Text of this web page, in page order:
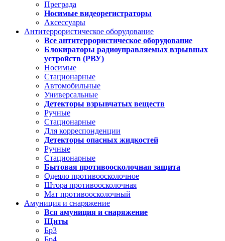
Преграда
Носимые видеорегистраторы
Аксессуары
Антитеррористическое оборудование
Все антитеррористическое оборудование
Блокираторы радиоуправляемых взрывных
устройств (РВУ)
Носимые
Стационарные
Автомобильные
Универсальные
Детекторы взрывчатых веществ
Ручные
Стационарные
Для корреспонденции
Детекторы опасных жидкостей
Ручные
Стационарные
Бытовая противоосколочная защита
Одеяло противоосколочное
Штора противоосколочная
Мат противоосколочный
Амуниция и снаряжение
Вся амуниция и снаряжение
Щиты
Бр3
Бр4